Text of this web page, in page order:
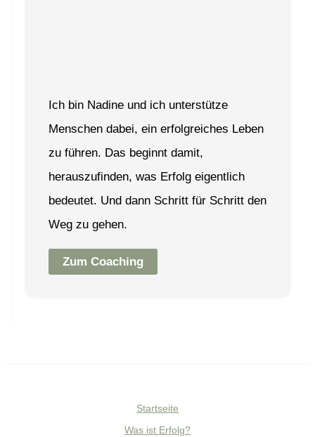
Ich bin Nadine und ich unterstütze
Menschen dabei, ein erfolgreiches Leben
zu führen. Das beginnt damit,
herauszufinden, was Erfolg eigentlich
bedeutet. Und dann Schritt für Schritt den
Weg zu gehen.
Zum Coaching
Startseite
Was ist Erfolg?